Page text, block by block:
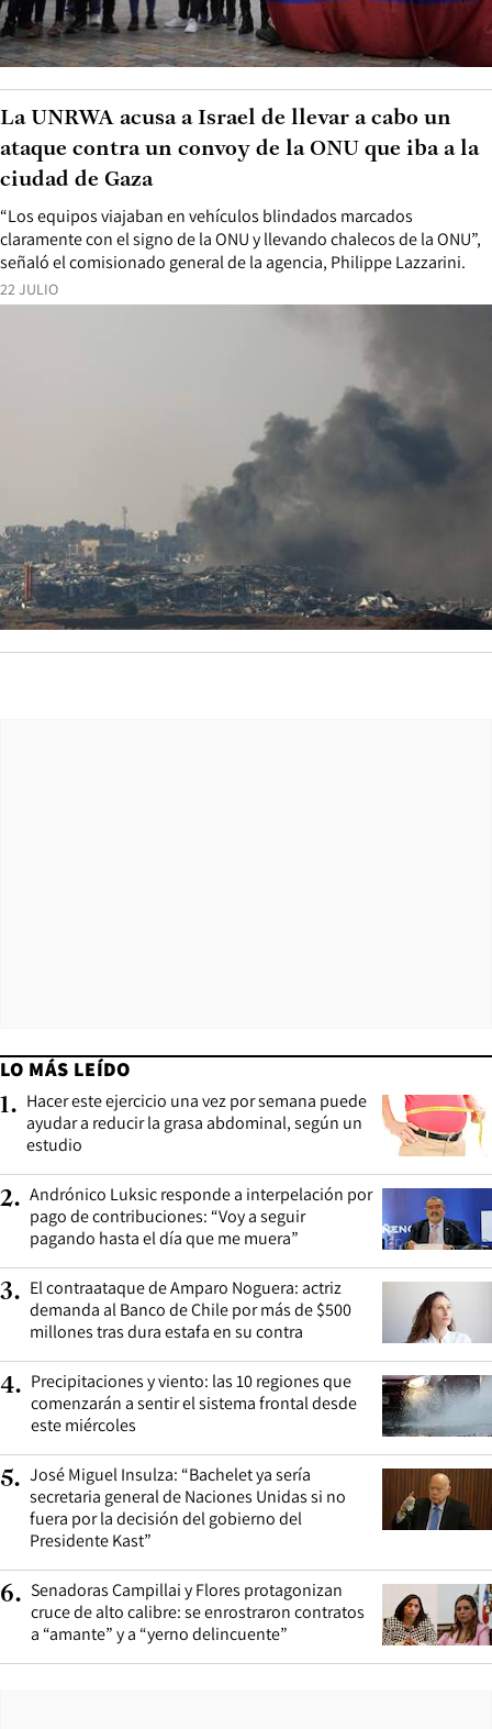
22 JULIO
“Los equipos viajaban en vehículos blindados marcados
claramente con el signo de la ONU y llevando chalecos de la ONU”,
señaló el comisionado general de la agencia, Philippe Lazzarini.
La UNRWA acusa a Israel de llevar a cabo un
ataque contra un convoy de la ONU que iba a la
ciudad de Gaza
LO MÁS LEÍDO
1. Hacer este ejercicio una vez por semana puede
ayudar a reducir la grasa abdominal, según un
estudio
2. Andrónico Luksic responde a interpelación por
pago de contribuciones: “Voy a seguir
pagando hasta el día que me muera”
3. El contraataque de Amparo Noguera: actriz
demanda al Banco de Chile por más de $500
millones tras dura estafa en su contra
4. Precipitaciones y viento: las 10 regiones que
comenzarán a sentir el sistema frontal desde
este miércoles
5. José Miguel Insulza: “Bachelet ya sería
secretaria general de Naciones Unidas si no
fuera por la decisión del gobierno del
Presidente Kast”
6. Senadoras Campillai y Flores protagonizan
cruce de alto calibre: se enrostraron contratos
a “amante” y a “yerno delincuente”